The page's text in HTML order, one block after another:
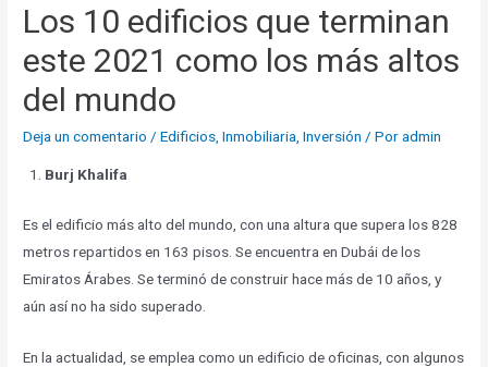
Los 10 edificios que terminan
este 2021 como los más altos
del mundo
Deja un comentario /Edificios ,Inmobiliaria ,Inversión / Poradmin
Burj Khalifa
Es el edificio más alto del mundo, con una altura que supera los 828
metros repartidos en 163 pisos. Se encuentra en Dubái de los
Emiratos Árabes. Se terminó de construir hace más de 10 años, y
aún así no ha sido superado.
En la actualidad, se emplea como un edificio de oficinas, con algunos